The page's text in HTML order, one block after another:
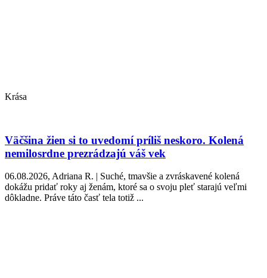
Krása
Väčšina žien si to uvedomí príliš neskoro. Kolená
nemilosrdne prezrádzajú váš vek
06.08.2026, Adriana R. | Suché, tmavšie a zvráskavené kolená
dokážu pridať roky aj ženám, ktoré sa o svoju pleť starajú veľmi
dôkladne. Práve táto časť tela totiž ...